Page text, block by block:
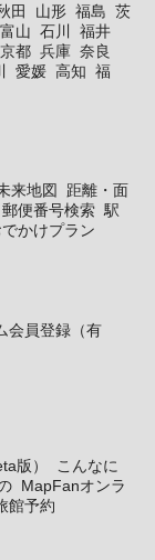
田 山形 福島 茨
富山 石川
福井
京都 兵庫 奈良
愛媛 高知 福
来地図
距離・面
郵便番号検索 駅
でかけプラン
会員登録（有
版）
こんなに
MapFanオンラ
館予約